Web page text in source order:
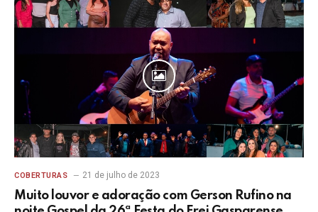
COBERTURAS 21 de julho de 2023
Muito louvor e adoração com Gerson Rufino na